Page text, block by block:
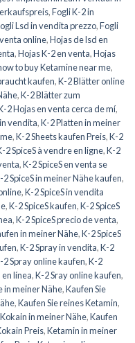
,Fogli K-2 in
Lsd in vendita prezzo,Fogli
online,Hojas de lsd en
,Hojas K-2 en venta,Hojas
to buy Ketamine near me,
kaufen,K-2 Blätter online
,K-2 Blätter zum
2 Hojas en venta cerca de mí,
vendita,K-2 Platten in meiner
,K-2 Sheets kaufen Preis,K-2
2 SpiceS à vendre en ligne,K-2
,K-2 SpiceS en venta se
2 SpiceS in meiner Nähe kaufen,
,K-2 SpiceS in vendita
,K-2 SpiceS kaufen,K-2 SpiceS
,K-2 SpiceS precio de venta,
in meiner Nähe,K-2 SpiceS
,K-2 Spray in vendita,K-2
2 Spray online kaufen,K-2
línea,K-2 Sray online kaufen,
in meiner Nähe,Kaufen Sie
,Kaufen Sie reines Ketamin,
in meiner Nähe,Kaufen
Preis,Ketamin in meiner